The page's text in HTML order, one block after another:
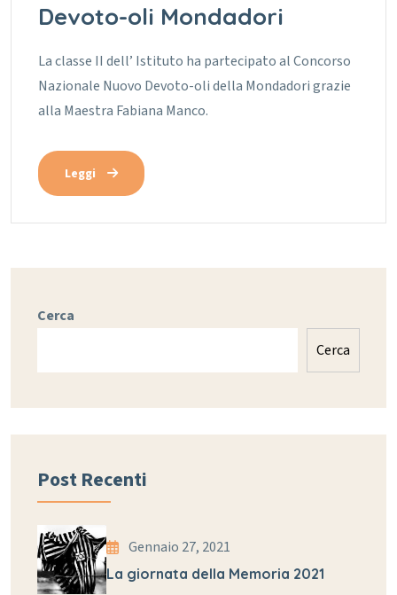
Devoto-oli Mondadori
La classe II dell’ Istituto ha partecipato al Concorso
Nazionale Nuovo Devoto-oli della Mondadori grazie
alla Maestra Fabiana Manco.
Leggi
Cerca
Cerca
Post Recenti
Gennaio 27, 2021
La giornata della Memoria 2021